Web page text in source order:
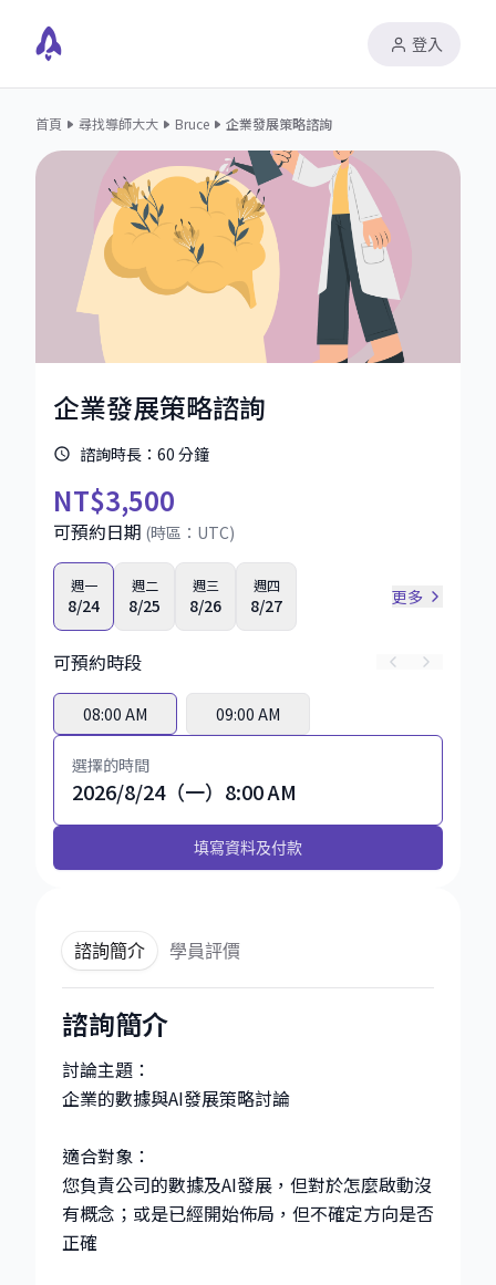
登入
首頁 尋找導師大大 Bruce 企業發展策略諮詢
企業發展策略諮詢
諮詢時長： 60 分鐘
NT$3,500
可預約日期 (時區： UTC)
週一
8/24
週二
8/25
週三
8/26
週四
8/27 更多
可預約時段
08:00 AM 09:00 AM
選擇的時間
2026/8/24（一）8:00 AM
填寫資料及付款
諮詢簡介 學員評價
諮詢簡介
討論主題：
企業的數據與AI發展策略討論
適合對象：
您負責公司的數據及AI發展，但對於怎麼啟動沒
有概念；或是已經開始佈局，但不確定方向是否
正確